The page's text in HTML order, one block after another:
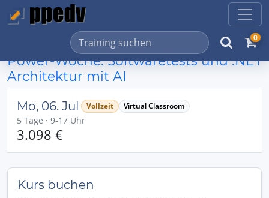
0
Power-Woche: Softwaretests und .NET
Architektur mit AI
Mo, 06. Jul Vollzeit Virtual Classroom
5 Tage · 9-17 Uhr
3.098 €
Kurs buchen